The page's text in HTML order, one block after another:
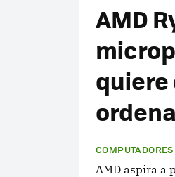
AMD
quiere
COMPUTADORES
AMD aspira a